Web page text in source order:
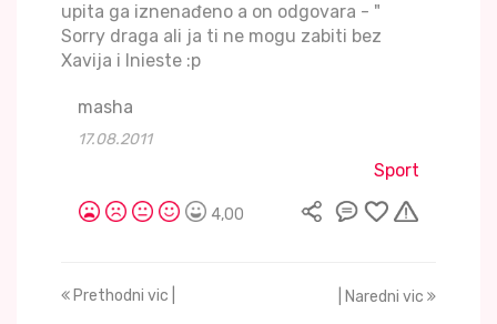
upita ga iznenađeno a on odgovara - "
Sorry draga ali ja ti ne mogu zabiti bez
Xavija i Inieste :p
masha
17.08.2011
Sport
4,00
Prethodni vic | | Naredni vic